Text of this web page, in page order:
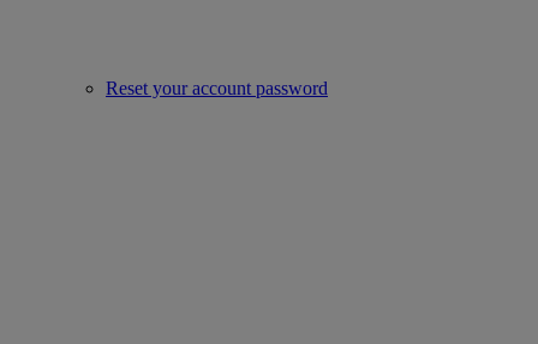
Reset your account password